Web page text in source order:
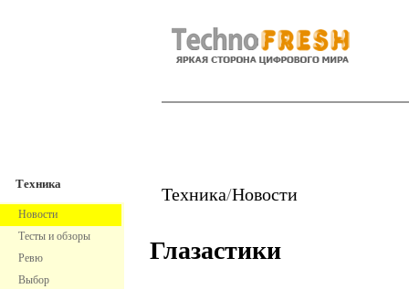
Техника
Новости
Тесты и обзоры
Ревю
Выбор
Техника/Новости
Глазастики